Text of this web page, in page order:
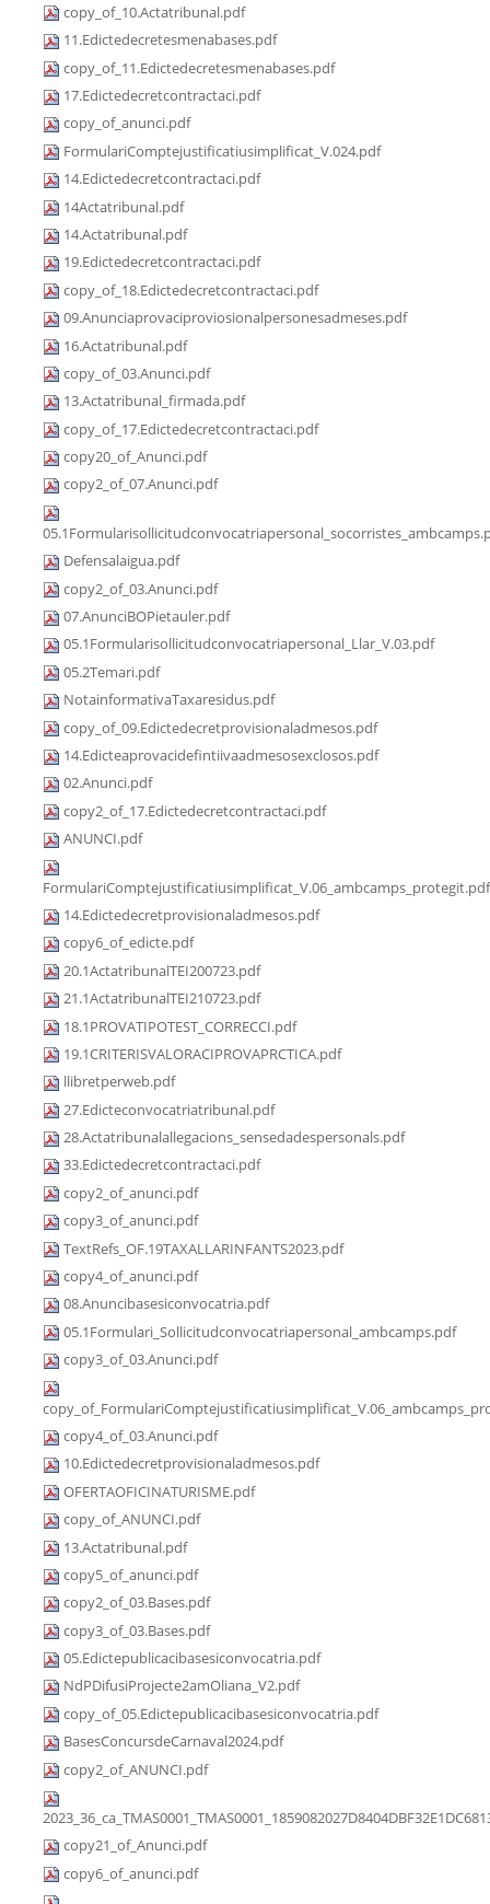
copy_of_10.Actatribunal.pdf
11.Edictedecretesmenabases.pdf
copy_of_11.Edictedecretesmenabases.pdf
17.Edictedecretcontractaci.pdf
copy_of_anunci.pdf
FormulariComptejustificatiusimplificat_V.024.pdf
14.Edictedecretcontractaci.pdf
14Actatribunal.pdf
14.Actatribunal.pdf
19.Edictedecretcontractaci.pdf
copy_of_18.Edictedecretcontractaci.pdf
09.Anunciaprovaciproviosionalpersonesadmeses.pdf
16.Actatribunal.pdf
copy_of_03.Anunci.pdf
13.Actatribunal_firmada.pdf
copy_of_17.Edictedecretcontractaci.pdf
copy20_of_Anunci.pdf
copy2_of_07.Anunci.pdf
Defensalaigua.pdf
copy2_of_03.Anunci.pdf
07.AnunciBOPietauler.pdf
05.1Formularisollicitudconvocatriapersonal_Llar_V.03.pdf
05.2Temari.pdf
NotainformativaTaxaresidus.pdf
copy_of_09.Edictedecretprovisionaladmesos.pdf
14.Edicteaprovacidefintiivaadmesosexclosos.pdf
02.Anunci.pdf
copy2_of_17.Edictedecretcontractaci.pdf
ANUNCI.pdf
FormulariComptejustificatiusimplificat_V.06_ambcamps_protegit.pdf
14.Edictedecretprovisionaladmesos.pdf
copy6_of_edicte.pdf
20.1ActatribunalTEI200723.pdf
21.1ActatribunalTEI210723.pdf
18.1PROVATIPOTEST_CORRECCI.pdf
19.1CRITERISVALORACIPROVAPRCTICA.pdf
llibretperweb.pdf
27.Edicteconvocatriatribunal.pdf
28.Actatribunalallegacions_sensedadespersonals.pdf
33.Edictedecretcontractaci.pdf
copy2_of_anunci.pdf
copy3_of_anunci.pdf
TextRefs_OF.19TAXALLARINFANTS2023.pdf
copy4_of_anunci.pdf
08.Anuncibasesiconvocatria.pdf
05.1Formulari_Sollicitudconvocatriapersonal_ambcamps.pdf
copy3_of_03.Anunci.pdf
copy4_of_03.Anunci.pdf
10.Edictedecretprovisionaladmesos.pdf
OFERTAOFICINATURISME.pdf
copy_of_ANUNCI.pdf
13.Actatribunal.pdf
copy5_of_anunci.pdf
copy2_of_03.Bases.pdf
copy3_of_03.Bases.pdf
05.Edictepublicacibasesiconvocatria.pdf
NdPDifusiProjecte2amOliana_V2.pdf
copy_of_05.Edictepublicacibasesiconvocatria.pdf
BasesConcursdeCarnaval2024.pdf
copy2_of_ANUNCI.pdf
copy21_of_Anunci.pdf
copy6_of_anunci.pdf